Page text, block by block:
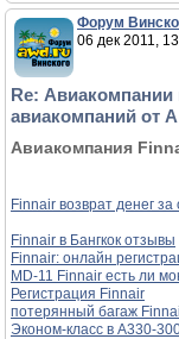
Форум
06 дек 2011,
Re: Авиакомпании
авиакомпаний от
Авиакомпания
Finnair возврат денег
Finnair в Бангкок отзывы
Finnair: онлайн
MD-11 Finnair есть ли
Регистрация Finnair
потерянный багаж
Эконом-класс в А330-